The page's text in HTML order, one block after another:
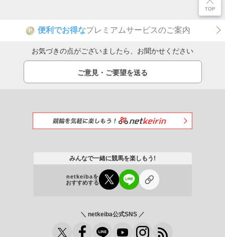
P 便利でお得なプレミアムサービスのご案内
お気づきの点がございましたら、お聞かせください
ご意見・ご要望を送る
みんなで一緒に競馬を楽しもう!
netkeibaを
おすすめする
＼ netkeiba公式SNS ／